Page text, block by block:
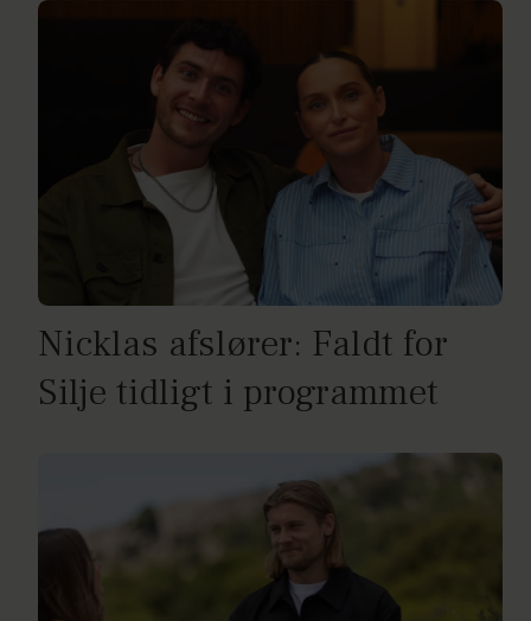
Nicklas afslører: Faldt for
Silje tidligt i programmet